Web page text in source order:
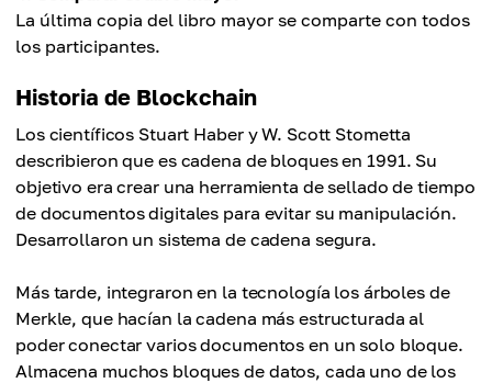
La última copia del libro mayor se comparte con todos
los participantes.
Historia de Blockchain
Los científicos Stuart Haber y W. Scott Stometta
describieron que es cadena de bloques en 1991. Su
objetivo era crear una herramienta de sellado de tiempo
de documentos digitales para evitar su manipulación.
Desarrollaron un sistema de cadena segura.
Más tarde, integraron en la tecnología los árboles de
Merkle, que hacían la cadena más estructurada al
poder conectar varios documentos en un solo bloque.
Almacena muchos bloques de datos, cada uno de los